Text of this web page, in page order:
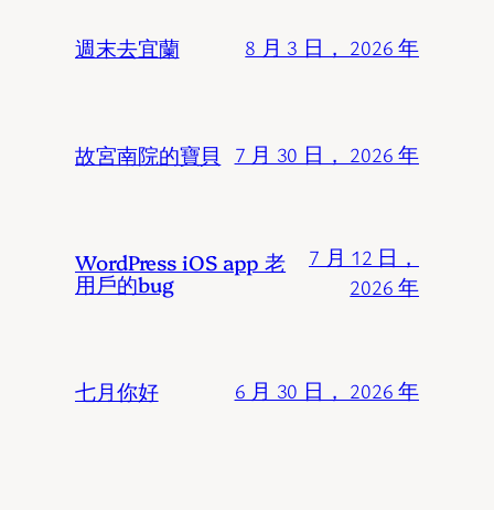
週末去宜蘭 8 月 3 日， 2026 年
故宮南院的寶貝 7 月 30 日， 2026 年
WordPress iOS app 老
用戶的bug
7 月 12 日，
2026 年
七月你好 6 月 30 日， 2026 年